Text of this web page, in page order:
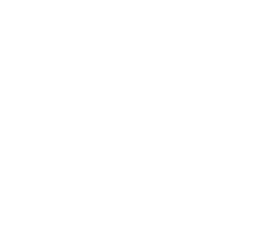
server o reti
o Servizi;
qualsiasi scopo militare,
sviluppo di armi,
o produzione di
chimiche o biologiche;
qualsiasi modo non